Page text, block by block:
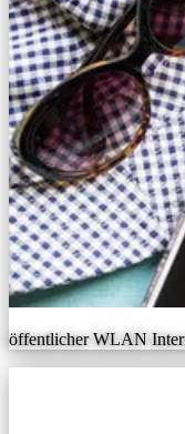
öffentlicher WLAN